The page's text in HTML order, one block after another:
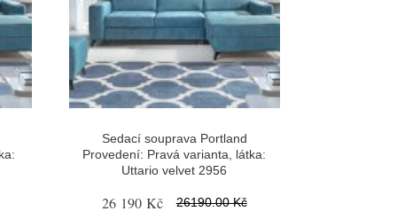
Sedací souprava Portland
Provedení: Pravá varianta, látka:
Uttario velvet 2956
26 190 Kč 26190.00 Kč